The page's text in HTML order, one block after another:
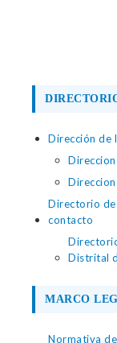
Dirección de
Direccion
Directorio de
contacto
Distrital
MARCO
Normativa